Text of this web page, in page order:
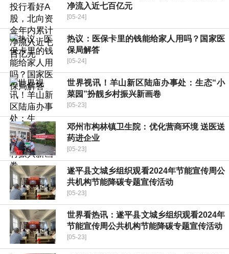
净流入近七百亿元
[05-24]
热议：医保卡里的钱能给家人用吗？国家医
保局解答
[05-24]
世界视讯！羊山新区陆庙办事处：生态“小
菜园”扮靓乡村振兴新画卷
[05-23]
邓州市构林镇卫生院：优化营商环境 送医送
药进企业
[05-23]
遂平县文城乡组织观看2024年节能宣传周公
共机构节能降碳专题宣传活动
[05-23]
世界看热讯：遂平县文城乡组织观看2024年
节能宣传周公共机构节能降碳专题宣传活动
[05-23]